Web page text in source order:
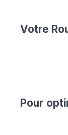
Votre
Pour